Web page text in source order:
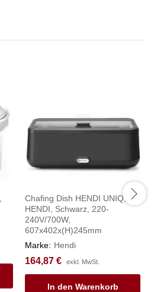
Chafing Dish HENDI UNIQ,
HENDI, Schwarz, 220-
240V/700W,
607x402x(H)245mm
Marke: Hendi
164,87 € exkl. MwSt.
In den Warenkorb